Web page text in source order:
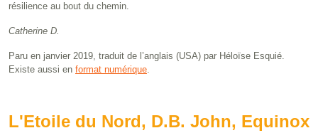
résilience au bout du chemin.
Catherine D.
Paru en janvier 2019, traduit de l’anglais (USA) par Héloïse Esquié.
Existe aussi en format numérique.
L'Etoile du Nord, D.B. John, Equinox